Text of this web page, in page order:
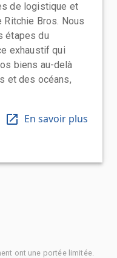
de logistique et
Bros. Nous
étapes du
exhaustif qui
biens au-delà
et des océans,
En savoir plus
ont une portée limitée.